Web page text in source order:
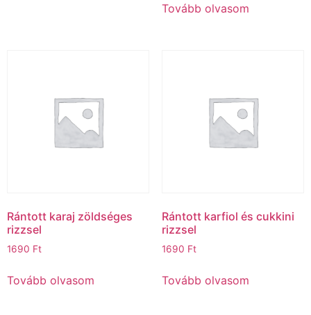
Tovább olvasom
Rántott karaj zöldséges
rizzsel
1690 Ft
Tovább olvasom
Rántott karfiol és cukkini
rizzsel
1690 Ft
Tovább olvasom